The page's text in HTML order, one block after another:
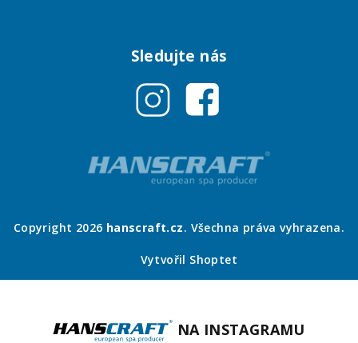
Sledujte nás
Copyright 2026 hanscraft.cz. Všechna práva vyhrazena.
Vytvořil Shoptet
NA INSTAGRAMU